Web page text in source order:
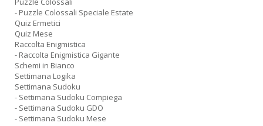
- Puzzle Colossali Speciale Estate
Quiz Ermetici
Quiz Mese
Raccolta Enigmistica
- Raccolta Enigmistica Gigante
Schemi in Bianco
Settimana Logika
Settimana Sudoku
- Settimana Sudoku Compiega
- Settimana Sudoku GDO
- Settimana Sudoku Mese